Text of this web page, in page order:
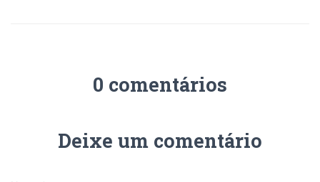
0 comentários
Deixe um comentário